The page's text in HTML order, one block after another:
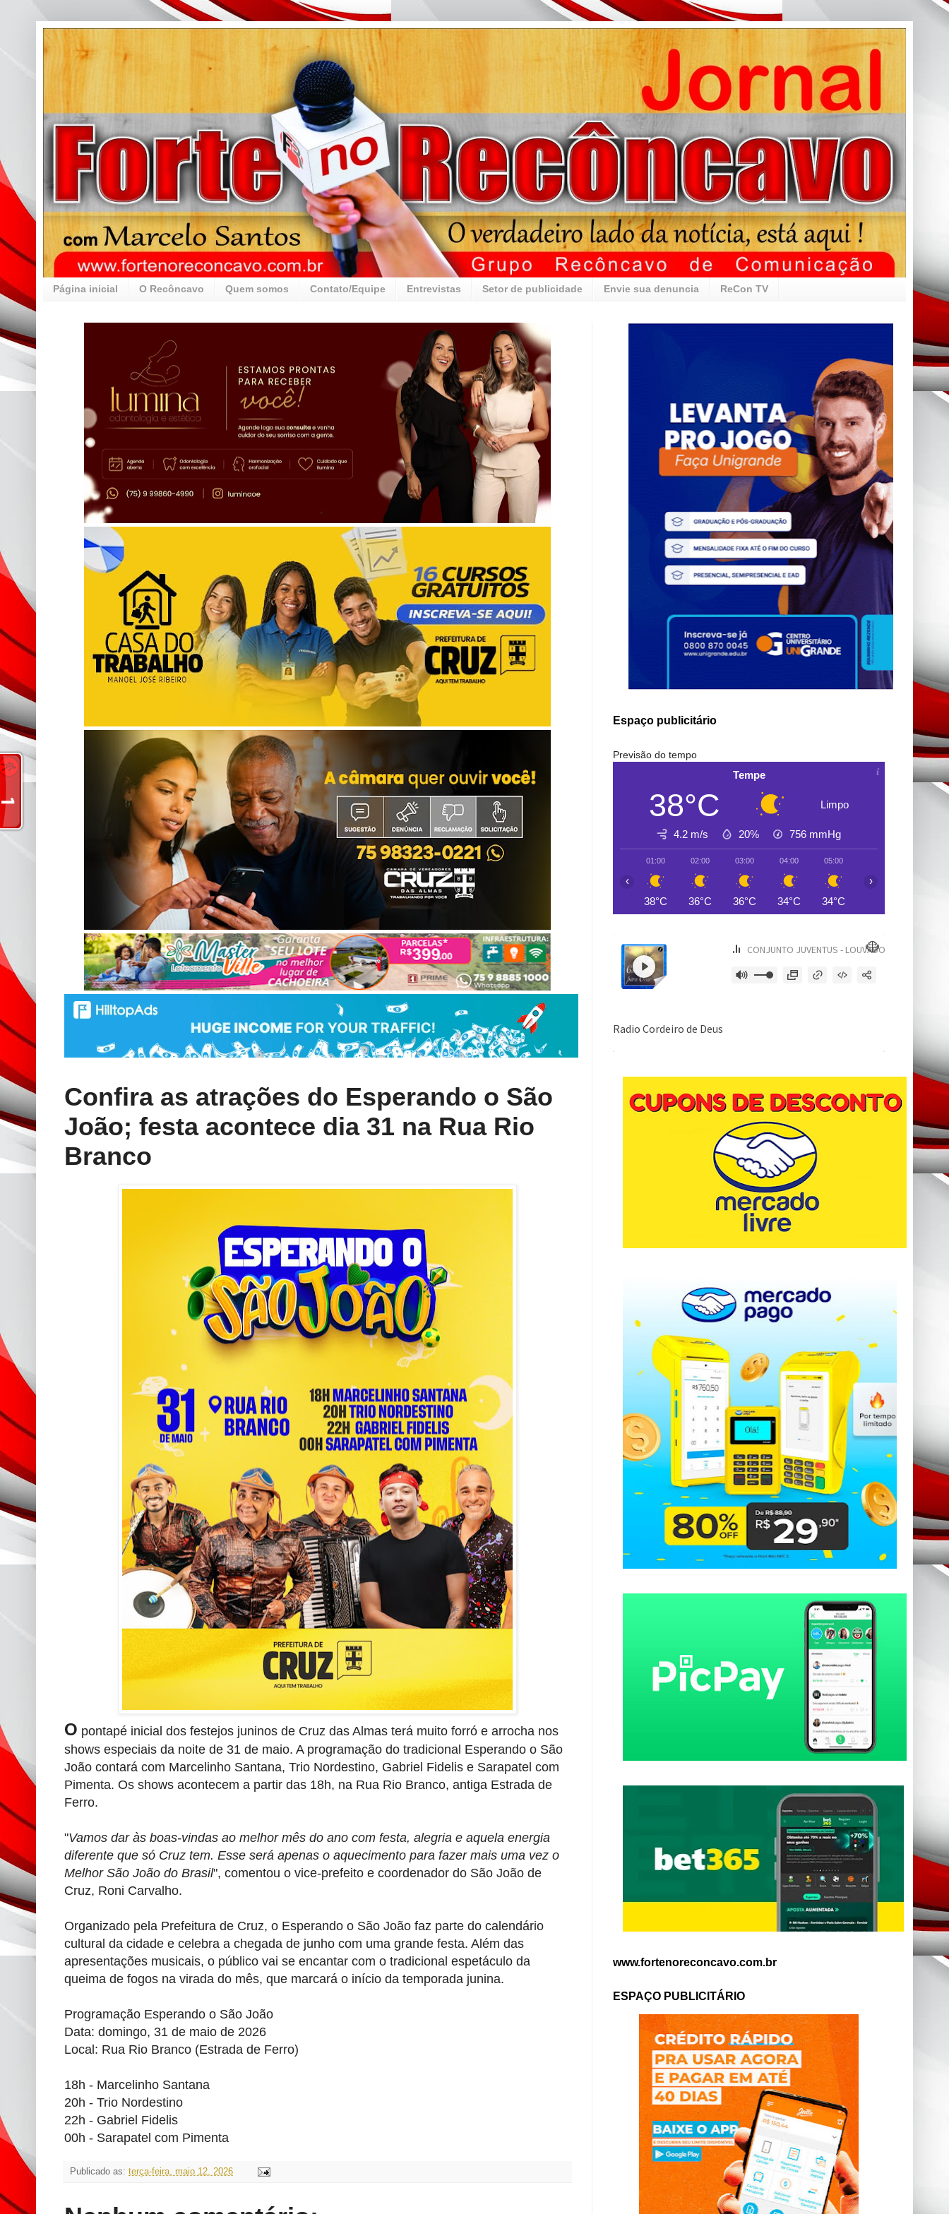
Página inicial O Recôncavo Quem somos Contato/Equipe Entrevistas Setor de publicidade Envie sua denuncia ReCon TV
Confira as atrações do Esperando o São
João; festa acontece dia 31 na Rua Rio
Branco
O pontapé inicial dos festejos juninos de Cruz das Almas terá muito forró e arrocha nos
shows especiais da noite de 31 de maio. A programação do tradicional Esperando o São
João contará com Marcelinho Santana, Trio Nordestino, Gabriel Fidelis e Sarapatel com
Pimenta. Os shows acontecem a partir das 18h, na Rua Rio Branco, antiga Estrada de
Ferro.
"Vamos dar às boas-vindas ao melhor mês do ano com festa, alegria e aquela energia
diferente que só Cruz tem. Esse será apenas o aquecimento para fazer mais uma vez o
Melhor São João do Brasil", comentou o vice-prefeito e coordenador do São João de
Cruz, Roni Carvalho.
Organizado pela Prefeitura de Cruz, o Esperando o São João faz parte do calendário
cultural da cidade e celebra a chegada de junho com uma grande festa. Além das
apresentações musicais, o público vai se encantar com o tradicional espetáculo da
queima de fogos na virada do mês, que marcará o início da temporada junina.
Programação Esperando o São João
Data: domingo, 31 de maio de 2026
Local: Rua Rio Branco (Estrada de Ferro)
18h - Marcelinho Santana
20h - Trio Nordestino
22h - Gabriel Fidelis
00h - Sarapatel com Pimenta
Publicado as: terça-feira, maio 12, 2026
Espaço publicitário
Previsão do tempo
Tempe
38°C Limpo
4.2 m/s 20% 756 mmHg
01:00
38°C
02:00
36°C
03:00
36°C
04:00
34°C
05:00
34°C
‹ ›
www.fortenoreconcavo.com.br
ESPAÇO PUBLICITÁRIO